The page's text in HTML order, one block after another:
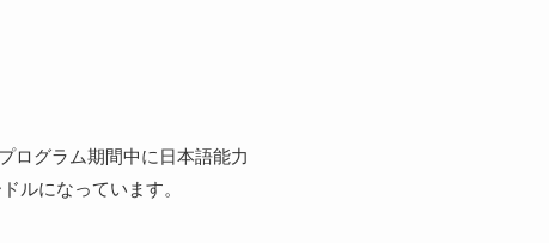
ログラム期間中に日本語能力
ルになっています。